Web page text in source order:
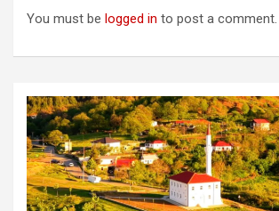
You must be logged in to post a comment.